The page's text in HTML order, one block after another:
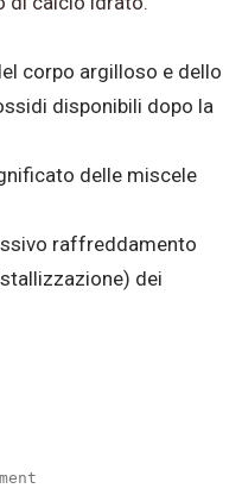
corpo argilloso e dello
disponibili dopo la
delle miscele
raffreddamento
dei